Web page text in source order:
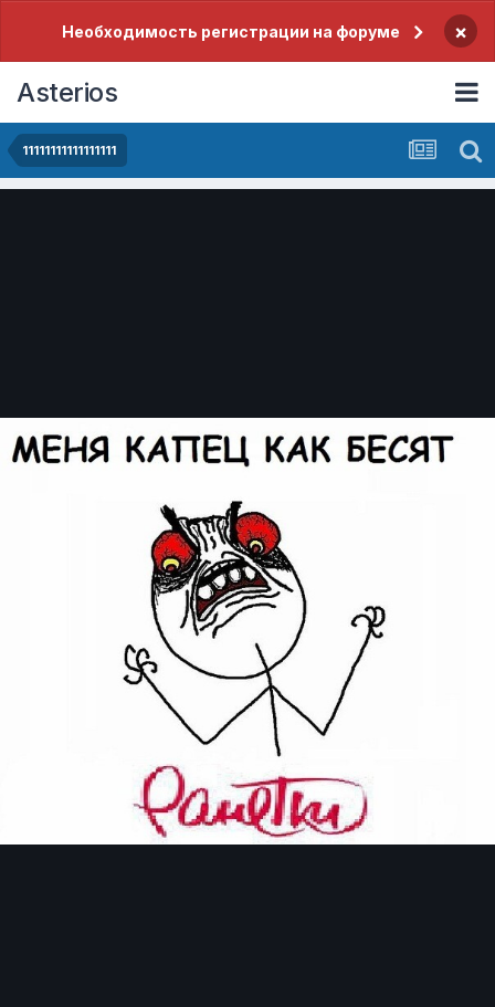
Необходимость регистрации на форуме ×
Asterios
11111111111111111